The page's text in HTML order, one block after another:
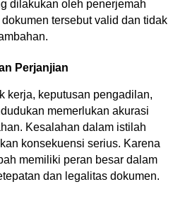
dilakukan oleh penerjemah
tersebut valid dan tidak
Perjanjian
kerja, keputusan pengadilan,
memerlukan akurasi
Kesalahan dalam istilah
konsekuensi serius. Karena
memiliki peran besar dalam
dan legalitas dokumen.